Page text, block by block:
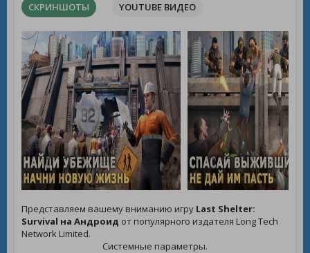
СКРИНШОТЫ YOUTUBE ВИДЕО
Представляем вашему вниманию игру Last Shelter:
Survival на Андроид от популярного издателя Long Tech
Network Limited.
Системные параметры.